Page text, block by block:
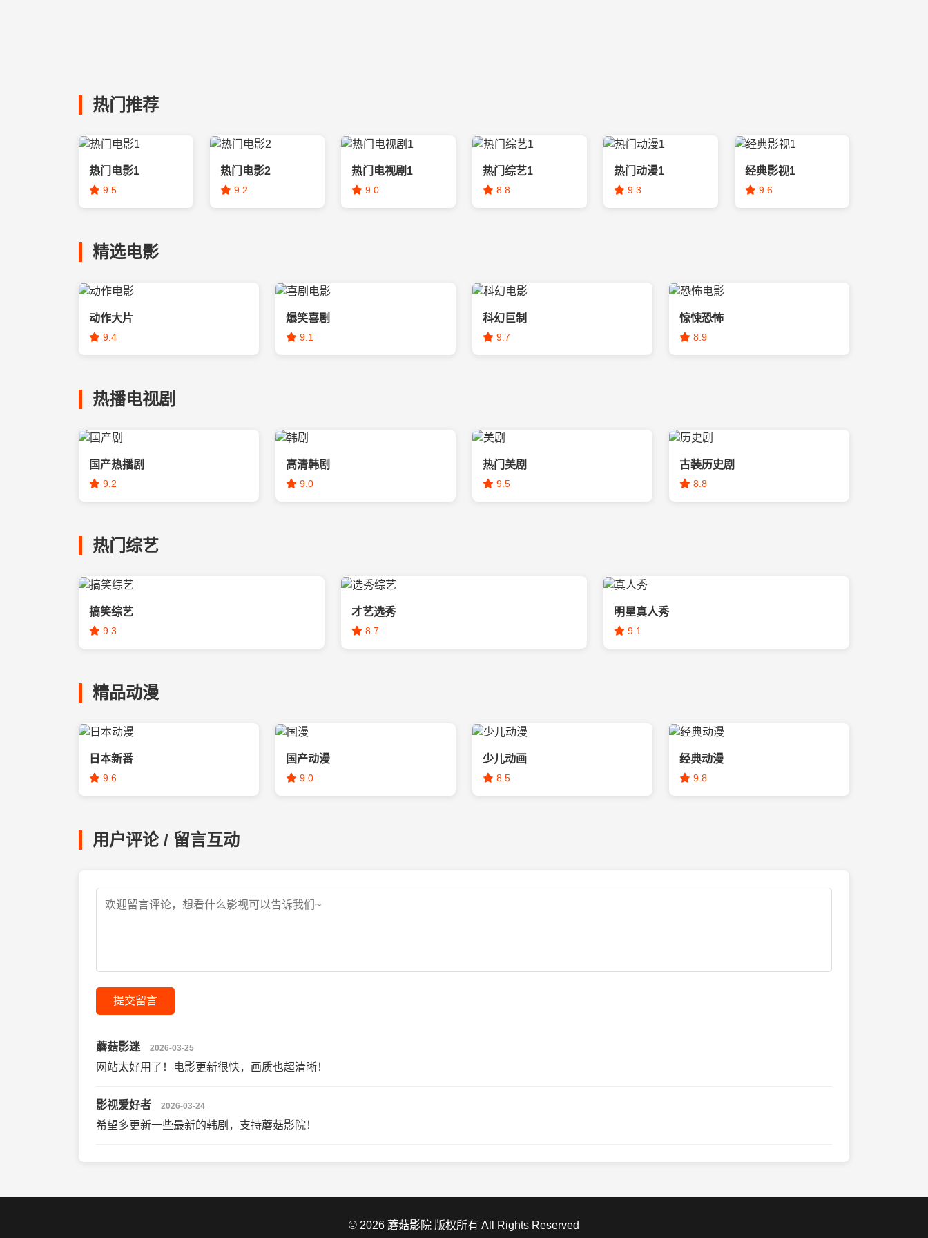
热门推荐
热门电影1
9.5
热门电影2
9.2
热门电视剧1
9.0
热门综艺1
8.8
热门动漫1
9.3
经典影视1
9.6
精选电影
动作大片
9.4
爆笑喜剧
9.1
科幻巨制
9.7
惊悚恐怖
8.9
热播电视剧
国产热播剧
9.2
高清韩剧
9.0
热门美剧
9.5
古装历史剧
8.8
热门综艺
搞笑综艺
9.3
才艺选秀
8.7
明星真人秀
9.1
精品动漫
日本新番
9.6
国产动漫
9.0
少儿动画
8.5
经典动漫
9.8
用户评论 / 留言互动
提交留言
蘑菇影迷 2026-03-25
网站太好用了！电影更新很快，画质也超清晰！
影视爱好者 2026-03-24
希望多更新一些最新的韩剧，支持蘑菇影院！
© 2026 蘑菇影院 版权所有 All Rights Reserved